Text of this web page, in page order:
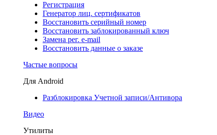
Регистрация
Генератор лиц. сертификатов
Восстановить серийный номер
Восстановить заблокированный ключ
Замена рег. e-mail
Восстановить данные о заказе
Частые вопросы
Для Android
Разблокировка Учетной записи/Антивора
Видео
Утилиты